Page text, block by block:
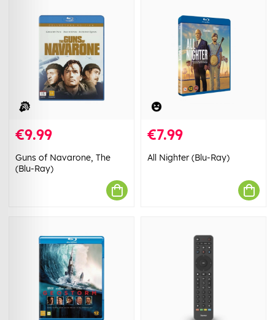
€9.99
Guns of Navarone, The
(Blu-Ray)
€7.99
All Nighter (Blu-Ray)